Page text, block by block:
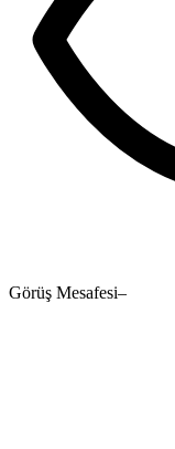
Görüş Mesafesi–